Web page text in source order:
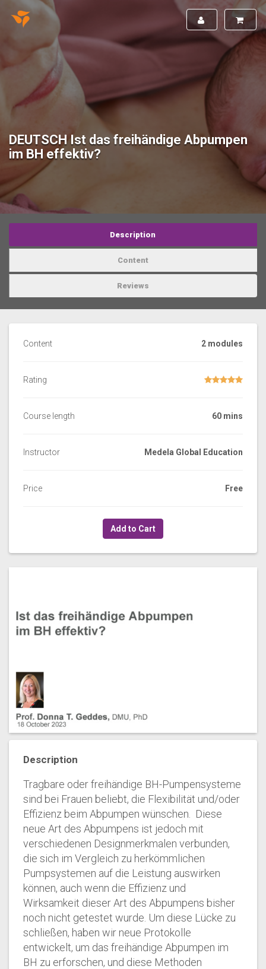
DEUTSCH Ist das freihändige Abpumpen
im BH effektiv?
Description
Content
Reviews
Content 2 modules
Rating
Course length 60 mins
Instructor Medela Global Education
Price Free
Add to Cart
Description
Tragbare oder freihändige BH-Pumpensysteme
sind bei Frauen beliebt, die Flexibilität und/oder
Effizienz beim Abpumpen wünschen. Diese
neue Art des Abpumpens ist jedoch mit
verschiedenen Designmerkmalen verbunden,
die sich im Vergleich zu herkömmlichen
Pumpsystemen auf die Leistung auswirken
können, auch wenn die Effizienz und
Wirksamkeit dieser Art des Abpumpens bisher
noch nicht getestet wurde. Um diese Lücke zu
schließen, haben wir neue Protokolle
entwickelt, um das freihändige Abpumpen im
BH zu erforschen, und diese Methoden